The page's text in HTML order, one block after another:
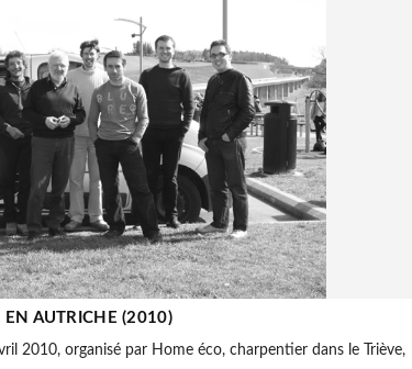
EN AUTRICHE (2010)
2010, organisé par Home éco, charpentier dans le Triève,